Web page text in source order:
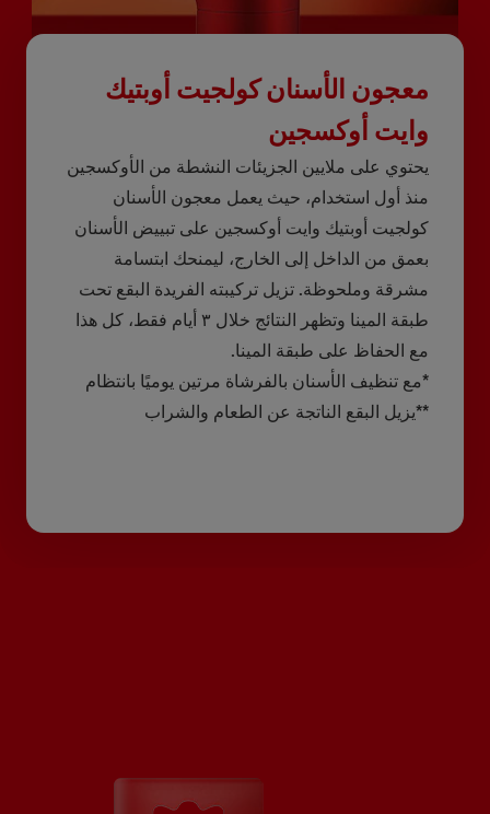
معجون الأسنان كولجيت أوبتيك
وايت أوكسجين
يحتوي على ملايين الجزيئات النشطة من الأوكسجين
منذ أول استخدام، حيث يعمل معجون الأسنان
كولجيت أوبتيك وايت أوكسجين على تبييض الأسنان
بعمق من الداخل إلى الخارج، ليمنحك ابتسامة
مشرقة وملحوظة. تزيل تركيبته الفريدة البقع تحت
طبقة المينا وتظهر النتائج خلال ٣ أيام فقط، كل هذا
مع الحفاظ على طبقة المينا.
*مع تنظيف الأسنان بالفرشاة مرتين يوميًا بانتظام
**يزيل البقع الناتجة عن الطعام والشراب